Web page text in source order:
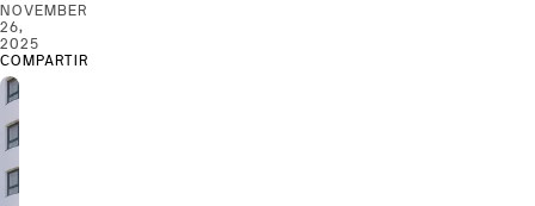
NOVEMBER
26,
2025
COMPARTIR